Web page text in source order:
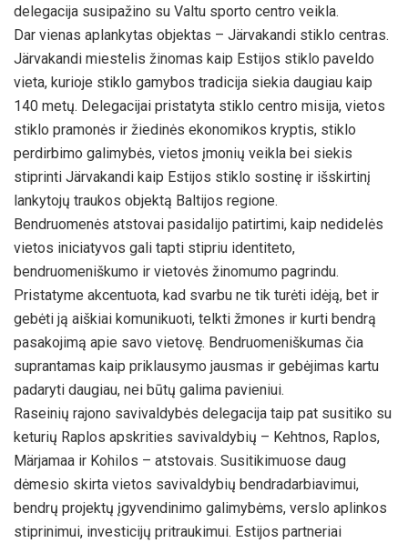
delegacija susipažino su Valtu sporto centro veikla.
Dar vienas aplankytas objektas – Järvakandi stiklo centras.
Järvakandi miestelis žinomas kaip Estijos stiklo paveldo
vieta, kurioje stiklo gamybos tradicija siekia daugiau kaip
140 metų. Delegacijai pristatyta stiklo centro misija, vietos
stiklo pramonės ir žiedinės ekonomikos kryptis, stiklo
perdirbimo galimybės, vietos įmonių veikla bei siekis
stiprinti Järvakandi kaip Estijos stiklo sostinę ir išskirtinį
lankytojų traukos objektą Baltijos regione.
Bendruomenės atstovai pasidalijo patirtimi, kaip nedidelės
vietos iniciatyvos gali tapti stipriu identiteto,
bendruomeniškumo ir vietovės žinomumo pagrindu.
Pristatyme akcentuota, kad svarbu ne tik turėti idėją, bet ir
gebėti ją aiškiai komunikuoti, telkti žmones ir kurti bendrą
pasakojimą apie savo vietovę. Bendruomeniškumas čia
suprantamas kaip priklausymo jausmas ir gebėjimas kartu
padaryti daugiau, nei būtų galima pavieniui.
Raseinių rajono savivaldybės delegacija taip pat susitiko su
keturių Raplos apskrities savivaldybių – Kehtnos, Raplos,
Märjamaa ir Kohilos – atstovais. Susitikimuose daug
dėmesio skirta vietos savivaldybių bendradarbiavimui,
bendrų projektų įgyvendinimo galimybėms, verslo aplinkos
stiprinimui, investicijų pritraukimui. Estijos partneriai